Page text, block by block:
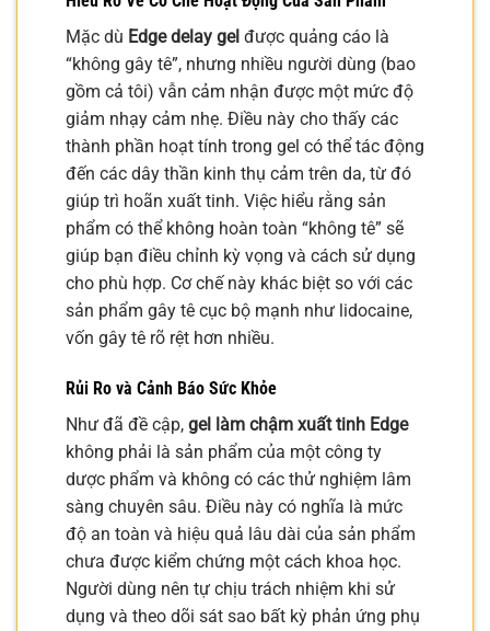
Mặc dù Edge delay gel được quảng cáo là
“không gây tê”, nhưng nhiều người dùng (bao
gồm cả tôi) vẫn cảm nhận được một mức độ
giảm nhạy cảm nhẹ. Điều này cho thấy các
thành phần hoạt tính trong gel có thể tác động
đến các dây thần kinh thụ cảm trên da, từ đó
giúp trì hoãn xuất tinh. Việc hiểu rằng sản
phẩm có thể không hoàn toàn “không tê” sẽ
giúp bạn điều chỉnh kỳ vọng và cách sử dụng
cho phù hợp. Cơ chế này khác biệt so với các
sản phẩm gây tê cục bộ mạnh như lidocaine,
vốn gây tê rõ rệt hơn nhiều.
Rủi Ro và Cảnh Báo Sức Khỏe
Như đã đề cập, gel làm chậm xuất tinh Edge
không phải là sản phẩm của một công ty
dược phẩm và không có các thử nghiệm lâm
sàng chuyên sâu. Điều này có nghĩa là mức
độ an toàn và hiệu quả lâu dài của sản phẩm
chưa được kiểm chứng một cách khoa học.
Người dùng nên tự chịu trách nhiệm khi sử
dụng và theo dõi sát sao bất kỳ phản ứng phụ